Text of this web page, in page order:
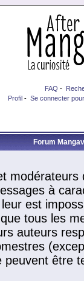
FAQ -
Profil - Se connecter
Forum
à
est
tous les
auteurs
peuvent être